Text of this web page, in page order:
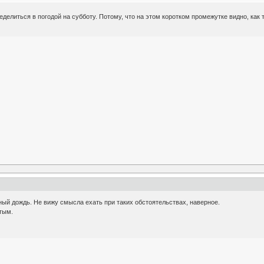
в погодой на субботу. Потому, что на этом коротком промежутке видно,
дождь. Не вижу смысла ехать при таких обстоятельствах, наверное.